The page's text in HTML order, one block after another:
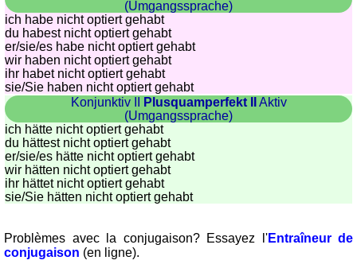
(Umgangssprache)
ich habe nicht optiert gehabt
du habest nicht optiert gehabt
er/sie/es habe nicht optiert gehabt
wir haben nicht optiert gehabt
ihr habet nicht optiert gehabt
sie/Sie haben nicht optiert gehabt
Konjunktiv II
Plusquamperfekt II
Aktiv
(Umgangssprache)
ich hätte nicht optiert gehabt
du hättest nicht optiert gehabt
er/sie/es hätte nicht optiert gehabt
wir hätten nicht optiert gehabt
ihr hättet nicht optiert gehabt
sie/Sie hätten nicht optiert gehabt
Problèmes avec la conjugaison? Essayez l'Entraîneur de
conjugaison (en ligne).